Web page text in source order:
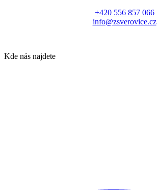
+420 556 857 066
info@zsverovice.cz
Kde nás najdete